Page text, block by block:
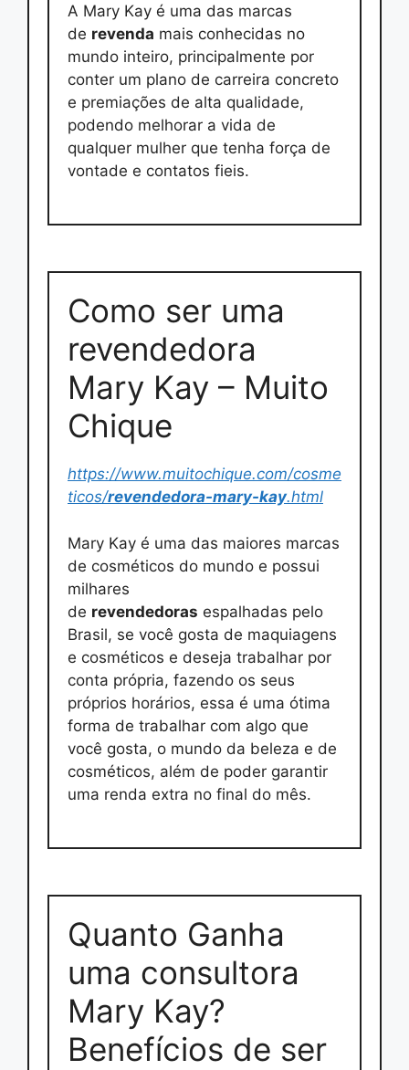
A Mary Kay é uma das marcas
de revenda mais conhecidas no
mundo inteiro, principalmente por
conter um plano de carreira concreto
e premiações de alta qualidade,
podendo melhorar a vida de
qualquer mulher que tenha força de
vontade e contatos fieis.
Como ser uma
revendedora
Mary Kay – Muito
Chique
https://www.muitochique.com/cosme
ticos/revendedora-mary-kay.html
Mary Kay é uma das maiores marcas
de cosméticos do mundo e possui
milhares
de revendedoras espalhadas pelo
Brasil, se você gosta de maquiagens
e cosméticos e deseja trabalhar por
conta própria, fazendo os seus
próprios horários, essa é uma ótima
forma de trabalhar com algo que
você gosta, o mundo da beleza e de
cosméticos, além de poder garantir
uma renda extra no final do mês.
Quanto Ganha
uma consultora
Mary Kay?
Benefícios de ser